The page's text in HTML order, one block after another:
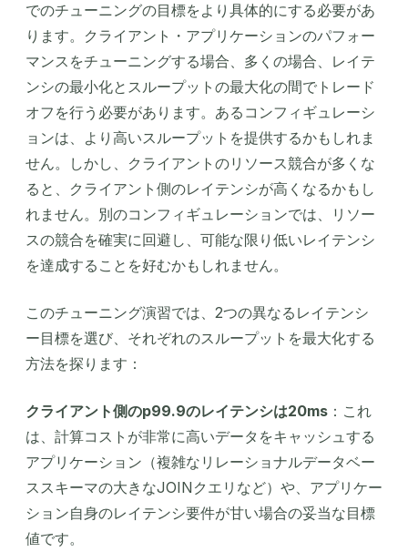
でのチューニングの目標をより具体的にする必要があ
ります。クライアント・アプリケーションのパフォー
マンスをチューニングする場合、多くの場合、レイテ
ンシの最小化とスループットの最大化の間でトレード
オフを行う必要があります。あるコンフィギュレーシ
ョンは、より高いスループットを提供するかもしれま
せん。しかし、クライアントのリソース競合が多くな
ると、クライアント側のレイテンシが高くなるかもし
れません。別のコンフィギュレーションでは、リソー
スの競合を確実に回避し、可能な限り低いレイテンシ
を達成することを好むかもしれません。
このチューニング演習では、2つの異なるレイテンシ
ー目標を選び、それぞれのスループットを最大化する
方法を探ります：
クライアント側のp99.9のレイテンシは20ms ：これ
は、計算コストが非常に高いデータをキャッシュする
アプリケーション（複雑なリレーショナルデータベー
ススキーマの大きなJOINクエリなど）や、アプリケー
ション自身のレイテンシ要件が甘い場合の妥当な目標
値です。